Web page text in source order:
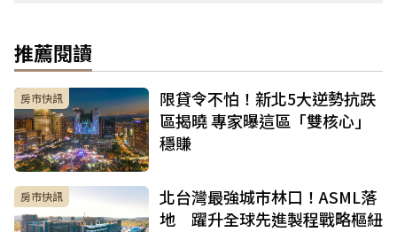
推薦閱讀
房市快訊
限貸令不怕！新北5大逆勢抗跌
區揭曉 專家曝這區「雙核心」
穩賺
房市快訊
北台灣最強城市林口！ASML落
地 躍升全球先進製程戰略樞紐